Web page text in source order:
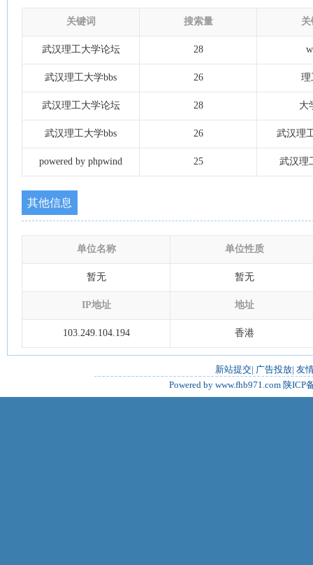
关键词 搜索量 关
武汉理工大学论坛 28
武汉理工大学bbs 26 理
武汉理工大学论坛 28 大
武汉理工大学bbs 26 武汉理
powered by phpwind 25 武汉理
其他信息
单位名称 单位性质
暂无 暂无
IP地址 地址
103.249.104.194 香港
新站提交| 广告投放| 友
Powered by www.fhb971.com 陕ICP